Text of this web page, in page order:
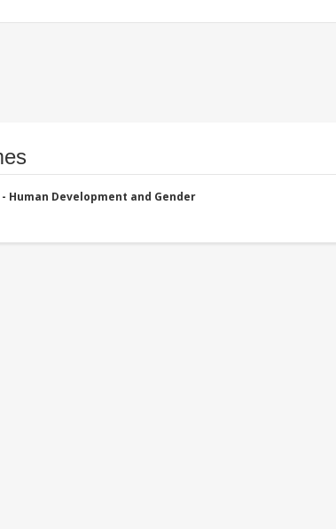
- Human Development and Gender